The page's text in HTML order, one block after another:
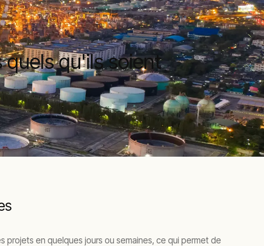
qu'ils soient
en quelques jours ou semaines, ce qui permet de